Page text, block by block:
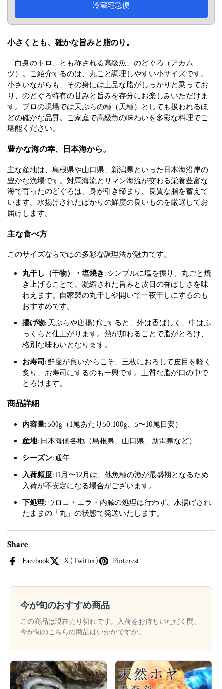
冷蔵宅急便
小さくとも、確かな旨みと脂のり。
「白身のトロ」とも称される高級魚、のどぐろ（アカム
ツ）。ご紹介するのは、丸ごと調理しやすい小サイズです。
小さいながらも、その身には上品な脂がしっかりと乗ってお
り、のどぐろ特有の甘みと旨みを存分にお楽しみいただけま
す。プロの現場では天ぷらの種（天種）としても扱われるほ
どの確かな品質。ご家庭で高級魚の味わいを多彩な料理でご
堪能ください。
豊かな海の幸、日本海から。
主な産地は、島根県や山口県、新潟県といった日本海沿岸の
豊かな漁場です。対馬海流とリマン海流が交わる栄養豊富な
海で育ったのどぐろは、身が引き締まり、良質な脂を蓄えて
います。水揚げされたばかりの鮮度の良いものを厳選してお
届けします。
主な食べ方
このサイズならではの多彩な調理法が魅力です。
丸干し（干物）・塩焼き: シンプルに塩を振り、丸ごと焼
き上げることで、凝縮された旨みと皮目の香ばしさを味
わえます。自家製の丸干しや開いて一夜干しにするのも
おすすめです。
揚げ物: 天ぷらや唐揚げにすると、外は香ばしく、中はふ
っくらと仕上がります。熱が加わることで脂がとろけ、
格別な味わいとなります。
お寿司: 鮮度が良いからこそ、三枚におろして皮目を軽く
炙り、お寿司にするのも一興です。上質な脂が口の中で
とろけます。
商品詳細
内容量: 500g（1尾あたり50-100g、5〜10尾目安）
産地: 日本海側各地（島根県、山口県、新潟県など）
シーズン: 通年
入荷頻度: 11月〜12月は、他魚種の漁が最盛期となるため
入荷が不安定になる場合がございます。
下処理: ウロコ・エラ・内臓の処理は行わず、水揚げされ
たままの「丸」の状態で発送いたします。
Share
Facebook X (Twitter) Pinterest
今が旬のおすすめ商品
この商品は現在売り切れです。入荷をお待ちいただく間、
今が旬のこちらの商品はいかがですか。